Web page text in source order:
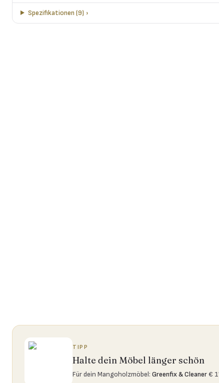
Spezifikationen (9) ›
TIPP
Halte dein Möbel länger schön
Für dein Mangoholzmöbel: Greenfix & Cleaner€